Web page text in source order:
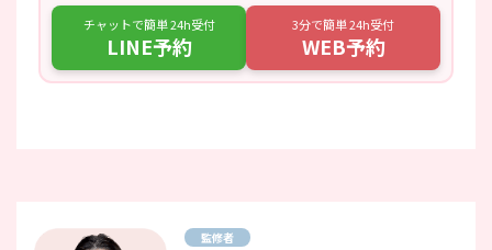
チャットで簡単 24h受付
LINE予約
3分で簡単 24h受付
WEB予約
監修者